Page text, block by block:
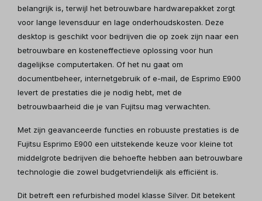
belangrijk is, terwijl het betrouwbare hardwarepakket zorgt
voor lange levensduur en lage onderhoudskosten. Deze
desktop is geschikt voor bedrijven die op zoek zijn naar een
betrouwbare en kosteneffectieve oplossing voor hun
dagelijkse computertaken. Of het nu gaat om
documentbeheer, internetgebruik of e-mail, de Esprimo E900
levert de prestaties die je nodig hebt, met de
betrouwbaarheid die je van Fujitsu mag verwachten.
Met zijn geavanceerde functies en robuuste prestaties is de
Fujitsu Esprimo E900 een uitstekende keuze voor kleine tot
middelgrote bedrijven die behoefte hebben aan betrouwbare
technologie die zowel budgetvriendelijk als efficiënt is.
Dit betreft een refurbished model klasse Silver. Dit betekent